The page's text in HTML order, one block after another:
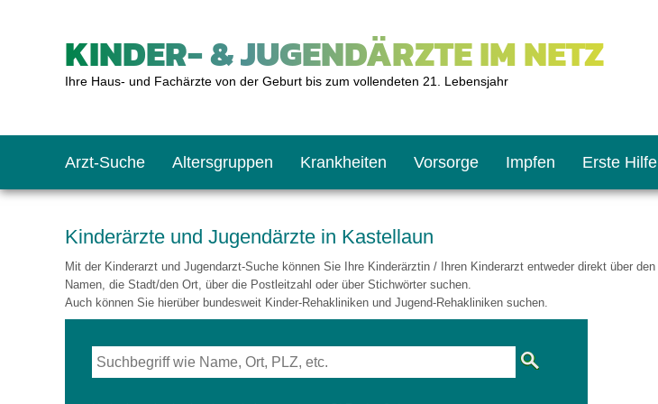
KINDER- & JUGENDÄRZTE IM NETZ
Ihre Haus- und Fachärzte von der Geburt bis zum vollendeten 21. Lebensjahr
Arzt-Suche Altersgruppen
Kleinkinder
Krankheiten Vorsorge
Kleinkind: U7 bis U9
Impfen
Impfen: Wann und wie oft?
Erste Hilfe
Giftnotruf
Sozialpädiatrie
Körpergrößen-Rechner
Kinderärzte und Jugendärzte in Kastellaun
Mit der Kinderarzt und Jugendarzt-Suche können Sie Ihre Kinderärztin / Ihren Kinderarzt entweder direkt über den
Namen, die Stadt/den Ort, über die Postleitzahl oder über Stichwörter suchen.
Auch können Sie hierüber bundesweit Kinder-Rehakliniken und Jugend-Rehakliniken suchen.